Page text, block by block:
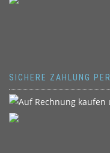
SICHERE ZAHLUNG PER